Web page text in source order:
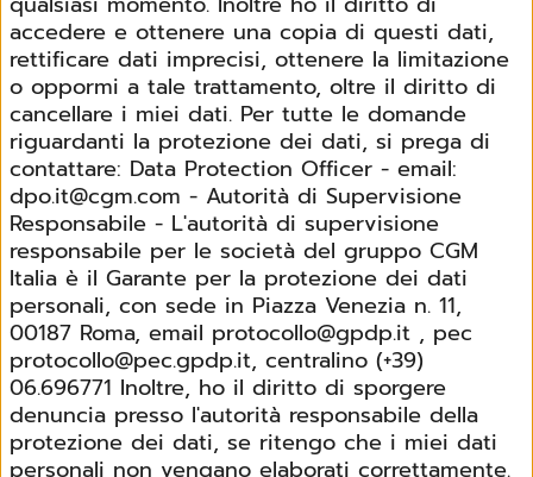
accedere e ottenere una copia di questi dati,
rettificare dati imprecisi, ottenere la limitazione
o oppormi a tale trattamento, oltre il diritto di
cancellare i miei dati. Per tutte le domande
riguardanti la protezione dei dati, si prega di
contattare: Data Protection Officer - email:
dpo.it@cgm.com - Autorità di Supervisione
Responsabile - L'autorità di supervisione
responsabile per le società del gruppo CGM
Italia è il Garante per la protezione dei dati
personali, con sede in Piazza Venezia n. 11,
00187 Roma, email protocollo@gpdp.it , pec
protocollo@pec.gpdp.it, centralino (+39)
06.696771 Inoltre, ho il diritto di sporgere
denuncia presso l'autorità responsabile della
protezione dei dati, se ritengo che i miei dati
personali non vengano elaborati correttamente.